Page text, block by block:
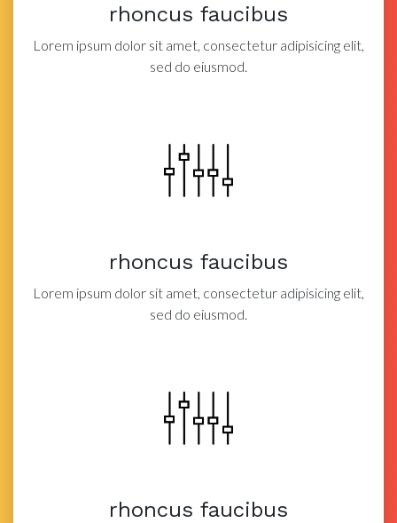
rhoncus faucibus
Lorem ipsum dolor sit amet, consectetur adipisicing elit,
sed do eiusmod.
rhoncus faucibus
Lorem ipsum dolor sit amet, consectetur adipisicing elit,
sed do eiusmod.
rhoncus faucibus